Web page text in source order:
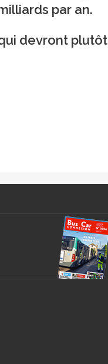
par an.
devront plutôt